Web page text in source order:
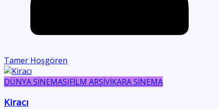
Tamer Hoşgören
DÜNYA SİNEMASIFİLM ARŞİVİKARA SİNEMA
Kiracı